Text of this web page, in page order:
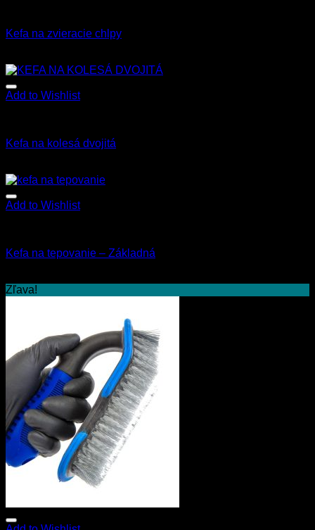
Kefa na zvieracie chlpy
Add to Wishlist
Kefa na kolesá dvojitá
Add to Wishlist
Kefa na tepovanie – Základná
Zľava!